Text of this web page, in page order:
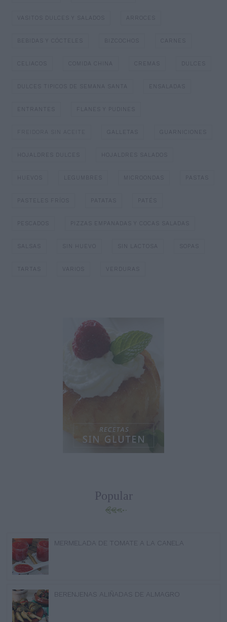
VASITOS DULCES Y SALADOS ARROCES
BEBIDAS Y CÓCTELES BIZCOCHOS CARNES
CELIACOS COMIDA CHINA CREMAS
DULCES TIPICOS DE SEMANA SANTA ENSALADAS
ENTRANTES FLANES Y PUDINES
FREIDORA SIN ACEITE GALLETAS GUARNICIONES
HOJALDRES DULCES HOJALDRES SALADOS
HUEVOS LEGUMBRES MICROONDAS PASTAS
PASTELES FRÍOS PATATAS PATÉS
PESCADOS PIZZAS EMPANADAS Y COCAS SALADAS
SALSAS SIN HUEVO SIN LACTOSA SOPAS
TARTAS VARIOS VERDURAS
Popular
MERMELADA DE TOMATE A LA CANELA
BERENJENAS ALIÑADAS DE ALMAGRO